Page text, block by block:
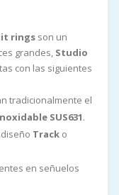
rings son un
grandes, Studio
con las siguientes
tradicionalmente el
SUS631.
Track o
en señuelos